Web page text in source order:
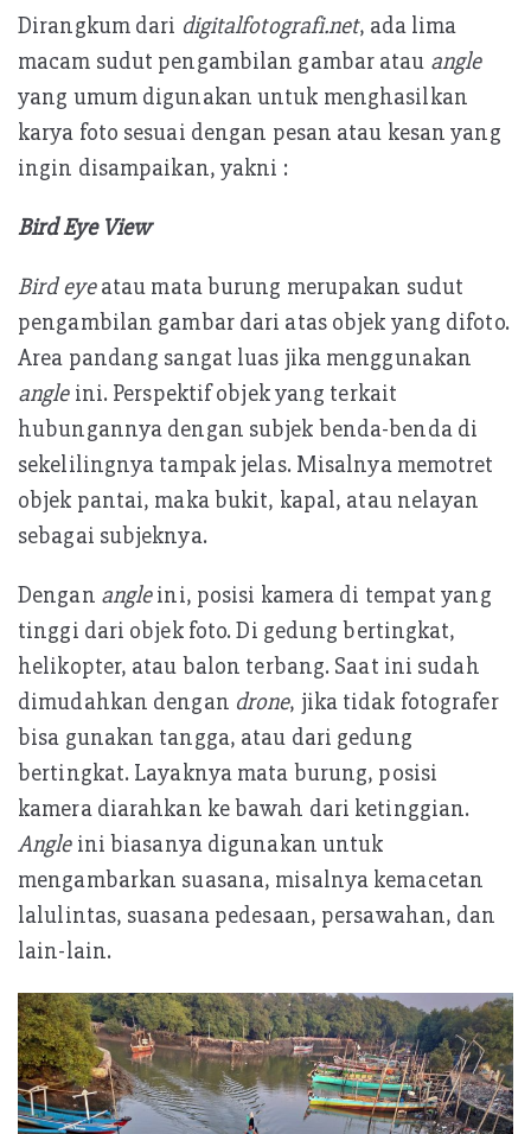
Dirangkum dari digitalfotografi.net, ada lima
macam sudut pengambilan gambar atau angle
yang umum digunakan untuk menghasilkan
karya foto sesuai dengan pesan atau kesan yang
ingin disampaikan, yakni :
Bird Eye View
Bird eyeatau mata burung merupakan sudut
pengambilan gambar dari atas objek yang difoto.
Area pandang sangat luas jika menggunakan
angleini. Perspektif objek yang terkait
hubungannya dengan subjek benda-benda di
sekelilingnya tampak jelas. Misalnya memotret
objek pantai, maka bukit, kapal, atau nelayan
sebagai subjeknya.
Dengan angleini, posisi kamera di tempat yang
tinggi dari objek foto. Di gedung bertingkat,
helikopter, atau balon terbang. Saat ini sudah
dimudahkan dengan drone, jika tidak fotografer
bisa gunakan tangga, atau dari gedung
bertingkat. Layaknya mata burung, posisi
kamera diarahkan ke bawah dari ketinggian.
Angleini biasanya digunakan untuk
mengambarkan suasana, misalnya kemacetan
lalulintas, suasana pedesaan, persawahan, dan
lain-lain.